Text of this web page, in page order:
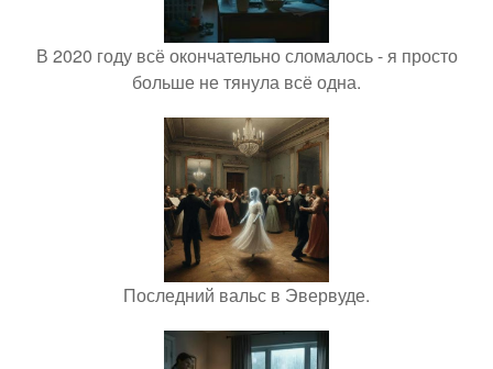
В 2020 году всё окончательно сломалось - я просто
больше не тянула всё одна.
Последний вальс в Эвервуде.